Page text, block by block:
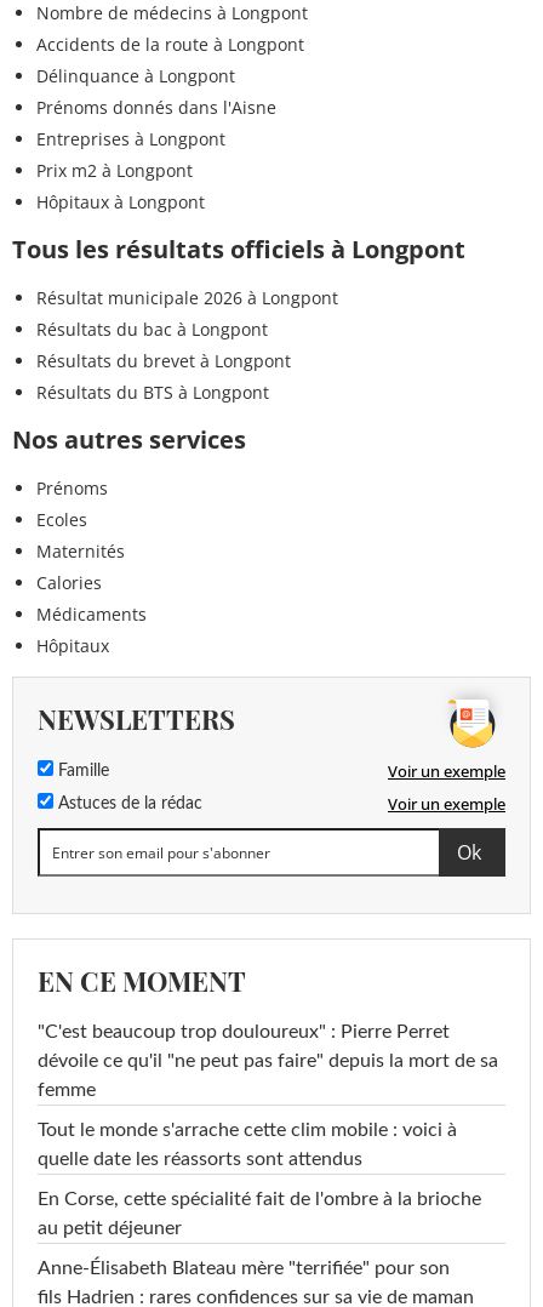
Nombre de médecins à Longpont
Accidents de la route à Longpont
Délinquance à Longpont
Prénoms donnés dans l'Aisne
Entreprises à Longpont
Prix m2 à Longpont
Hôpitaux à Longpont
Tous les résultats officiels à Longpont
Résultat municipale 2026 à Longpont
Résultats du bac à Longpont
Résultats du brevet à Longpont
Résultats du BTS à Longpont
Nos autres services
Prénoms
Ecoles
Maternités
Calories
Médicaments
Hôpitaux
NEWSLETTERS
Famille Voir un exemple
Astuces de la rédac Voir un exemple
EN CE MOMENT
"C'est beaucoup trop douloureux" : Pierre Perret
dévoile ce qu'il "ne peut pas faire" depuis la mort de sa
femme
Tout le monde s'arrache cette clim mobile : voici à
quelle date les réassorts sont attendus
En Corse, cette spécialité fait de l'ombre à la brioche
au petit déjeuner
Anne-Élisabeth Blateau mère "terrifiée" pour son
fils Hadrien : rares confidences sur sa vie de maman